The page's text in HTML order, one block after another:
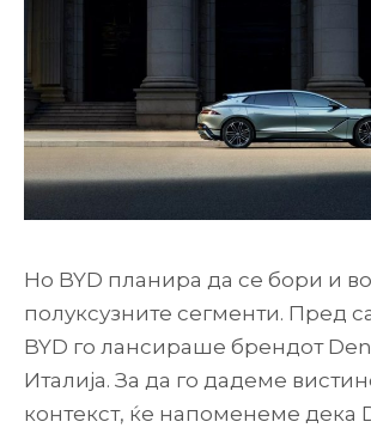
Но BYD планира да се бори и во
полуксузните сегменти. Пред
BYD го лансираше брендот
Италија. За да го дадеме
контекст, ќе напоменеме дека